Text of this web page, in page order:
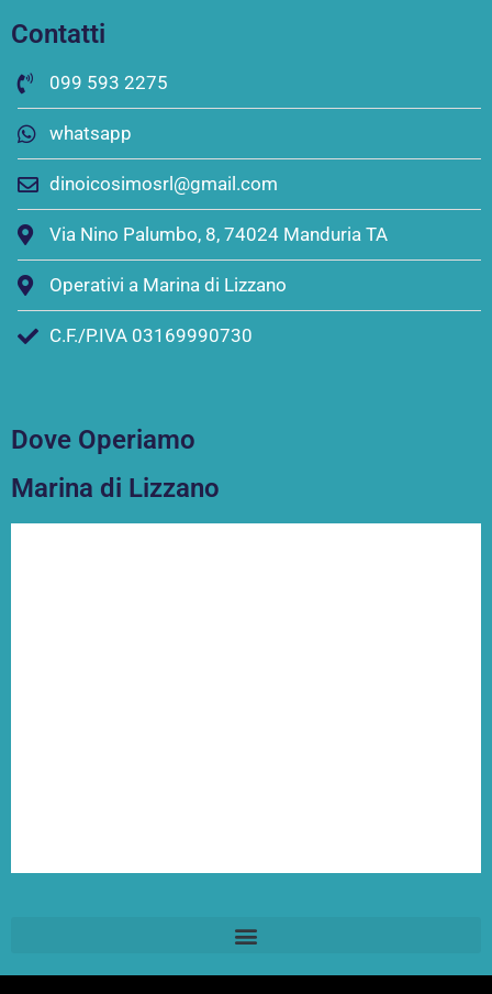
Contatti
099 593 2275
whatsapp
dinoicosimosrl@gmail.com
Via Nino Palumbo, 8, 74024 Manduria TA
Operativi a Marina di Lizzano
C.F./P.IVA 03169990730
Dove Operiamo
Marina di Lizzano